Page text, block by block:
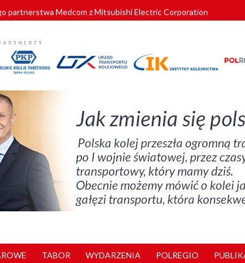
partnerstwa Medcom z Mitsubishi Electric Corporation
znów szuka dostawcy nowych EZT
kolejowych w północnej Wielkopolsce. Łatwiejsze dojazdy do
nowe standardy kategoryzacji dworców
TABOR WYDARZENIA POLREGIO